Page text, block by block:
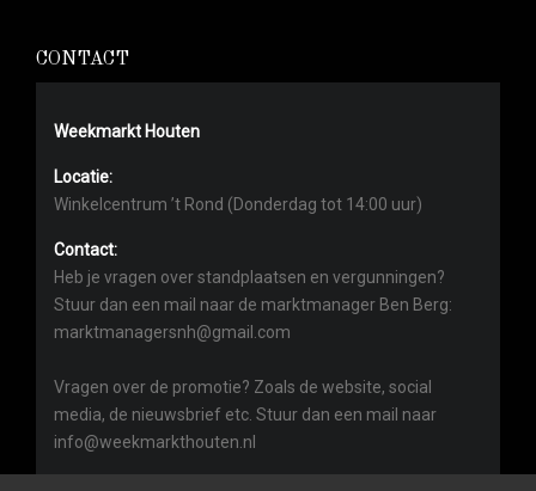
CONTACT
Weekmarkt Houten
Locatie:
Winkelcentrum ’t Rond (Donderdag tot 14:00 uur)
Contact:
Heb je vragen over standplaatsen en vergunningen?
Stuur dan een mail naar de marktmanager Ben Berg:
marktmanagersnh@gmail.com
Vragen over de promotie? Zoals de website, social
media, de nieuwsbrief etc. Stuur dan een mail naar
info@weekmarkthouten.nl